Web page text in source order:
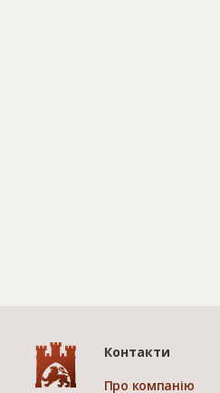
Контакти
Про компанію